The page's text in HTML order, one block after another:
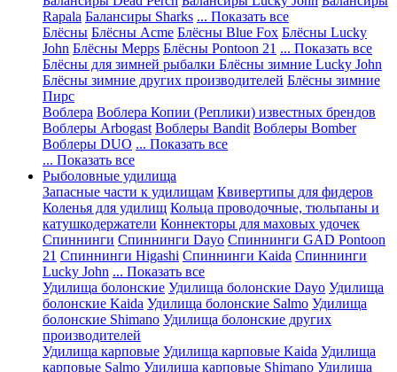
Rapala Балансиры Sharks ... Показать все
Блёсны Блёсны Acme Блёсны Blue Fox Блёсны Lucky
John Блёсны Mepps Блёсны Pontoon 21 ... Показать все
Блёсны для зимней рыбалки Блёсны зимние Lucky John
Блёсны зимние других производителей Блёсны зимние
Пирс
Воблера Воблера Копии (Реплики) известных брендов
Воблеры Arbogast Воблеры Bandit Воблеры Bomber
Воблеры DUO ... Показать все
... Показать все
Рыболовные удилища
Запасные части к удилищам Квивертипы для фидеров
Коленья для удилищ Кольца проводочные, тюльпаны и
катушкодержатели Коннекторы для маховых удочек
Спиннинги Спиннинги Dayo Спиннинги GAD Pontoon
21 Спиннинги Higashi Спиннинги Kaida Спиннинги
Lucky John ... Показать все
Удилища болонские Удилища болонские Dayo Удилища
болонские Kaida Удилища болонские Salmo Удилища
болонские Shimano Удилища болонские других
производителей
Удилища карповые Удилища карповые Kaida Удилища
карповые Salmo Удилища карповые Shimano Удилища